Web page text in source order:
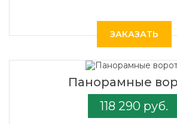
ЗАКАЗАТЬ
Панорамные
118 290 руб.